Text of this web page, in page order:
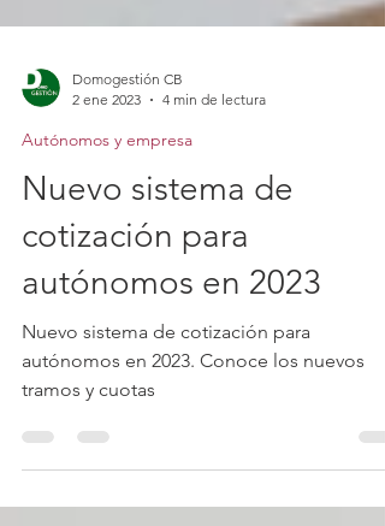
2 ene 2023
4 min de lectura
Autónomos y empresa
Nuevo sistema de
cotización para
autónomos en 2023
Nuevo sistema de cotización para
autónomos en 2023. Conoce los nuevos
tramos y cuotas